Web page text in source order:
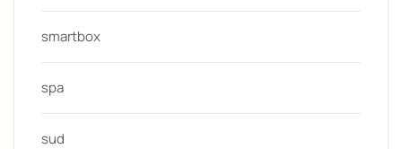
smartbox
spa
sud